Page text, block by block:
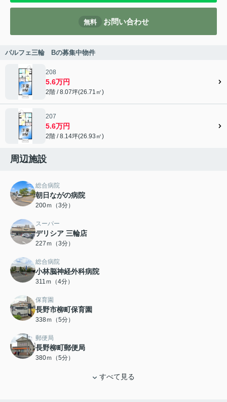
無料 お問い合わせ
パルフェ三輪 Bの募集中物件
208
5.6万円
2階 / 8.07坪(26.71㎡)
207
5.6万円
2階 / 8.14坪(26.93㎡)
周辺施設
総合病院
朝日ながの病院
200ｍ（3分）
スーパー
デリシア 三輪店
227ｍ（3分）
総合病院
小林脳神経外科病院
311ｍ（4分）
保育園
長野市柳町保育園
338ｍ（5分）
郵便局
長野柳町郵便局
380ｍ（5分）
すべて見る